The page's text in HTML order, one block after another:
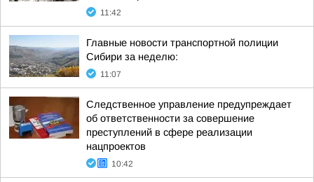
11:42
Главные новости транспортной полиции
Сибири за неделю:
11:07
Следственное управление предупреждает
об ответственности за совершение
преступлений в сфере реализации
нацпроектов
10:42